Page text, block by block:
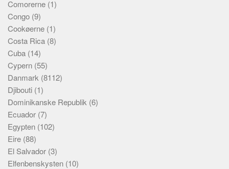
Comorerne (1)
Congo (9)
Cookøerne (1)
Costa Rica (8)
Cuba (14)
Cypern (55)
Danmark (8112)
Djibouti (1)
Dominikanske Republik (6)
Ecuador (7)
Egypten (102)
Eire (88)
El Salvador (3)
Elfenbenskysten (10)